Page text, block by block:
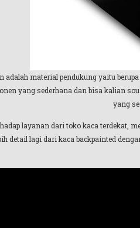
adalah material pendukung yaitu
yang sederhana dan bisa kalian
yang
layanan dari toko kaca terdekat,
detail lagi dari kaca backpainted